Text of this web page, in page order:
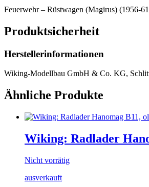
Feuerwehr – Rüstwagen (Magirus) (1956-
Produktsicherheit
Herstellerinformationen
Wiking-Modellbau GmbH & Co. KG,
Ähnliche Produkte
Wiking: Radlader
Nicht vorrätig
ausverkauft